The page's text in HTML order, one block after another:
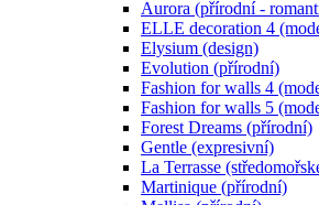
Aurora (přírodní -
ELLE decoration 4
Elysium (design)
Evolution (přírodní)
Fashion for walls 4
Fashion for walls 5
Forest Dreams (přírodní)
Gentle (expresivní)
La Terrasse
Martinique (přírodní)